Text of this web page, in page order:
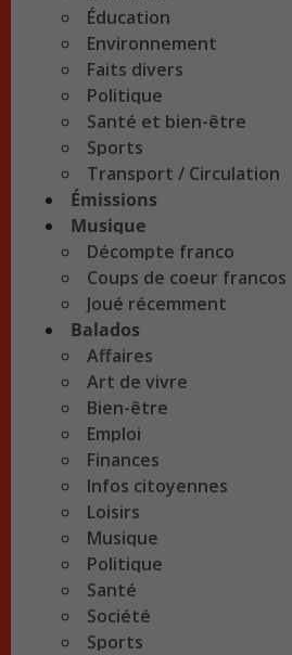
Éducation
Environnement
Faits divers
Politique
Santé et bien-être
Sports
Transport / Circulation
Émissions
Musique
Décompte franco
Coups de coeur francos
Joué récemment
Balados
Affaires
Art de vivre
Bien-être
Emploi
Finances
Infos citoyennes
Loisirs
Musique
Politique
Santé
Société
Sports